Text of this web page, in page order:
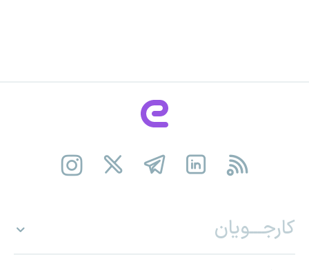
کارجـــویان